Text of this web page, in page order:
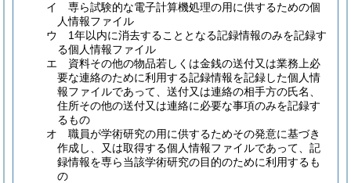
イ
専ら試験的な電子計算機処理の用に供するための個
人情報ファイル
ウ
1年以内に消去することとなる記録情報のみを記録す
る個人情報ファイル
エ
資料その他の物品若しくは金銭の送付又は業務上必
要な連絡のために利用する記録情報を記録した個人情
報ファイルであって、送付又は連絡の相手方の氏名、
住所その他の送付又は連絡に必要な事項のみを記録す
るもの
オ
職員が学術研究の用に供するためその発意に基づき
作成し、又は取得する個人情報ファイルであって、記
録情報を専ら当該学術研究の目的のために利用するも
の